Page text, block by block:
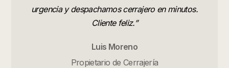
urgencia y despachamos cerrajero en minutos.
Cliente feliz.”
Luis Moreno
Propietario de Cerrajería